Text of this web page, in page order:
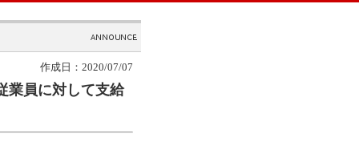
作成日：2020/07/07
業員に対して支給